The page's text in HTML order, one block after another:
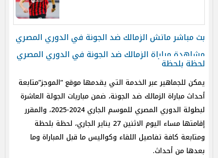
بث مباشر ماتش الزمالك ضد الجونة في الدوري المصري
مشاهدة مباراة الزمالك ضد الجونة في الدوري المصري
لحظة بلحظة
يمكن للجماهير عبر الخدمة التي يقدمها موقع “الموجز”متابعة
أحداث مباراة الزمالك ضد الجونة، ضمن مباريات الجولة العاشرة
لبطولة الدوري المصري للموسم الجاري 2024-2025
، والمقرر
إقامتها مساء اليوم الاثنين 27 يناير الجاري، لحظة بلحظة
ومتابعة كافة تفاصيل اللقاء وكواليس ما قبل المباراة وما
بعدها من أحداث.